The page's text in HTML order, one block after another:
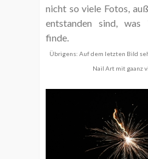
nicht so viele Fotos,
entstanden sind, was
finde.
Übrigens: Auf dem letzten Bild
Nail Art mit gaanz